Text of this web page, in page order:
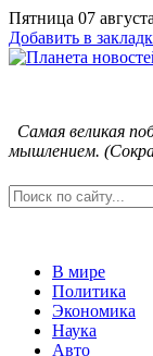
Пятница 07
Добавить в
Самая великая
мышлением.
В мире
Политика
Экономика
Наука
Авто